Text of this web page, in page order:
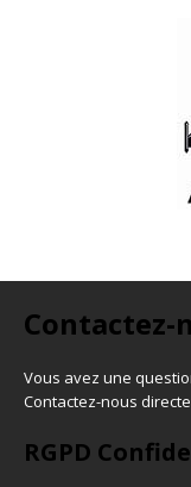
Contactez-
Vous avez une
Contactez-nous
RGPD